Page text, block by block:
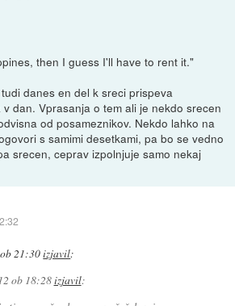
then I guess I'll have to rent it."
danes en del k sreci prispeva
dan. Vprasanja o tem ali je nekdo srecen
od posameznikov. Nekdo lahko na
s samimi desetkami, pa bo se vedno
srecen, ceprav izpolnjuje samo nekaj
21:30izjavil:
ob 18:28izjavil: